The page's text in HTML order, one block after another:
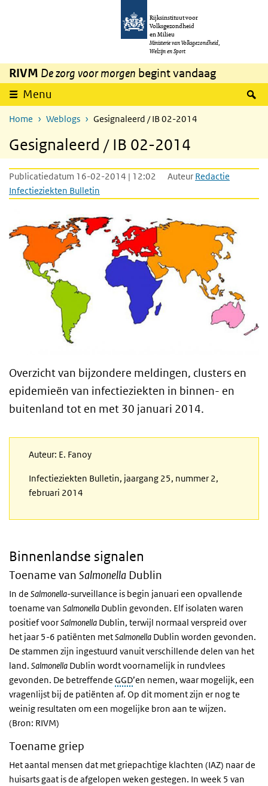
Overslaan en naar de inhoud gaan
Rijksinstituut voor
Volksgezondheid
en Milieu
Ministerie van Volksgezondheid,
Welzijn en Sport
RIVM De zorg voor morgen begint vandaag
Menu
Home Weblogs Gesignaleerd / IB 02-2014
Gesignaleerd / IB 02-2014
Publicatiedatum 16-02-2014 | 12:02 Auteur Redactie
Infectieziekten Bulletin
Overzicht van bijzondere meldingen, clusters en
epidemieën van infectieziekten in binnen- en
buitenland tot en met 30 januari 2014.
Auteur: E. Fanoy
Infectieziekten Bulletin, jaargang 25, nummer 2,
februari 2014
Binnenlandse signalen
Toename van Salmonella Dublin
In de Salmonella-surveillance is begin januari een opvallende
toename van Salmonella Dublin gevonden. Elf isolaten waren
positief voorSalmonella Dublin, terwijl normaal verspreid over
het jaar 5-6 patiënten metSalmonella Dublin worden gevonden.
De stammen zijn ingestuurd vanuit verschillende delen van het
land. Salmonella Dublin wordt voornamelijk in rundvlees
gevonden. De betreffende GGD’en nemen, waar mogelijk, een
vragenlijst bij de patiënten af. Op dit moment zijn er nog te
weinig resultaten om een mogelijke bron aan te wijzen.
(Bron: RIVM)
Toename griep
Het aantal mensen dat met griepachtige klachten (IAZ) naar de
huisarts gaat is de afgelopen weken gestegen. In week 5 van